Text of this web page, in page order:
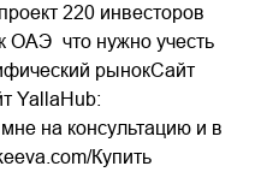
220 инвесторов
ОАЭ что нужно учесть
рынокСайт
YallaHub:
на консультацию и в
Купить